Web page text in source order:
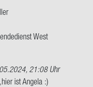
West
21:08 Uhr
ist An­ge­la :)